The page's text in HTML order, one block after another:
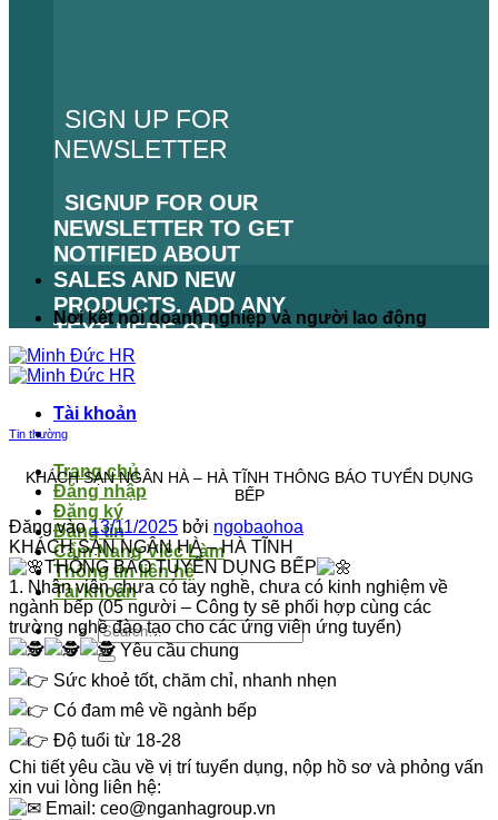
SIGN UP FOR
NEWSLETTER
SIGNUP FOR OUR
NEWSLETTER TO GET
NOTIFIED ABOUT
SALES AND NEW
PRODUCTS. ADD ANY
TEXT HERE OR
REMOVE IT.
LỖI:KHÔNG TÌM THẤY
BIỂU MẪU LIÊN HỆ.
Nơi kết nối doanh nghiệp và người lao động
Tài khoản
Trang chủ
Đăng nhập
Đăng ký
Đăng tin
Cẩm Nang Việc Làm
Thông tin liên hệ
Tài khoản
Tin thường
KHÁCH SẠN NGÂN HÀ – HÀ TĨNH THÔNG BÁO TUYỂN DỤNG
BẾP
Đăng vào13/11/2025 bởi ngobaohoa
KHÁCH SẠN NGÂN HÀ – HÀ TĨNH
THÔNG BÁO TUYỂN DỤNG BẾP
1. Nhân viên chưa có tay nghề, chưa có kinh nghiệm về
ngành bếp (05 người – Công ty sẽ phối hợp cùng các
trường nghề đào tạo cho các ứng viên ứng tuyển)
Yêu cầu chung
Sức khoẻ tốt, chăm chỉ, nhanh nhẹn
Có đam mê về ngành bếp
Độ tuổi từ 18-28
Chi tiết yêu cầu về vị trí tuyển dụng, nộp hồ sơ và phỏng vấn
xin vui lòng liên hệ:
Email: ceo@nganhagroup.vn